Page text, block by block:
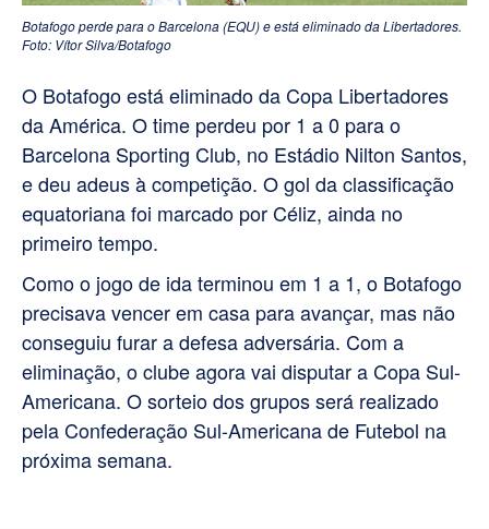
Botafogo perde para o Barcelona (EQU) e está eliminado da Libertadores.
Foto: Vítor Silva/Botafogo
O Botafogo está eliminado da Copa Libertadores
da América. O time perdeu por 1 a 0 para o
Barcelona Sporting Club, no Estádio Nilton Santos,
e deu adeus à competição. O gol da classificação
equatoriana foi marcado por Céliz, ainda no
primeiro tempo.
Como o jogo de ida terminou em 1 a 1, o Botafogo
precisava vencer em casa para avançar, mas não
conseguiu furar a defesa adversária. Com a
eliminação, o clube agora vai disputar a Copa Sul-
Americana. O sorteio dos grupos será realizado
pela Confederação Sul-Americana de Futebol na
próxima semana.